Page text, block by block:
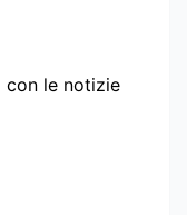
con le notizie